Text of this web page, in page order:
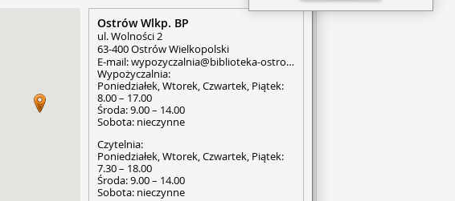
Pokaż wszystkie
Ostrów Wlkp. BP
ul. Wolności 2
63-400 Ostrów Wielkopolski
E-mail: wypozyczalnia@biblioteka-ostrow.pl
Wypożyczalnia:
Poniedziałek, Wtorek, Czwartek, Piątek:
8.00 – 17.00
Środa: 9.00 – 14.00
Sobota: nieczynne
Czytelnia:
Poniedziałek, Wtorek, Czwartek, Piątek:
7.30 – 18.00
Środa: 9.00 – 14.00
Sobota: nieczynne